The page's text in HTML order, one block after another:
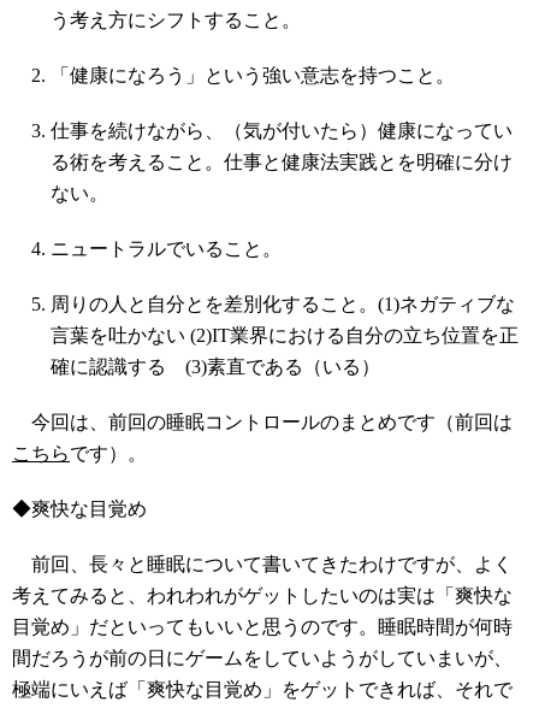
う考え方にシフトすること。
「健康になろう」という強い意志を持つこと。
仕事を続けながら、（気が付いたら）健康になってい
る術を考えること。仕事と健康法実践とを明確に分け
ない。
ニュートラルでいること。
周りの人と自分とを差別化すること。(1)ネガティブな
言葉を吐かない (2)IT業界における自分の立ち位置を正
確に認識する (3)素直である（いる）
今回は、前回の睡眠コントロールのまとめです（前回は
こちらです）。
◆爽快な目覚め
前回、長々と睡眠について書いてきたわけですが、よく
考えてみると、われわれがゲットしたいのは実は「爽快な
目覚め」だといってもいいと思うのです。睡眠時間が何時
間だろうが前の日にゲームをしていようがしていまいが、
極端にいえば「爽快な目覚め」をゲットできれば、それで